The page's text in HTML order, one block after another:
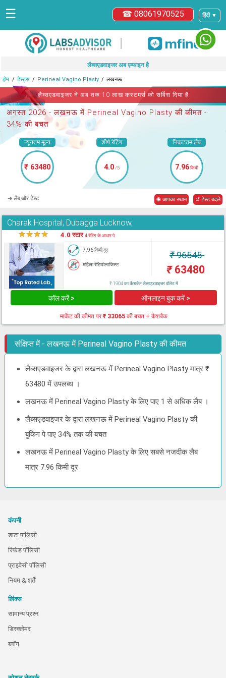
हिंदी ▼
☎ 08061970525
☰
|
लैब्सएडवाइजर अब एम्फाइन है
होम टेस्ट्स Perineal Vagino Plasty लखनऊ
लैब्सएडवाइजर ने अब तक 10 लाख कस्टमर्स को सर्विस दिया है
अगस्त 2026 -लखनऊ में Perineal Vagino Plasty की कीमत -
34% की बचत
न्यूनतम मूल्य
₹ 63480
शीर्ष रेटिंग
4.0/5
निकटतम लैब
7.96किमी
➜ लैब और टेस्ट ◉ आपका स्थान ↺ टेस्ट बदले
Charak Hospital, Dubagga Lucknow,
★★★★ 4.0 स्टार4 रेटिंग के आधार पे
7.96 किमी दूर
महिला रेडियोलाजिस्ट
₹96545
₹63480
₹ 1904 का कैशबैक लैब्सएडवाइजर वॉलेट में
कॉल करें > ऑनलाइन बुक करें >
मार्केट की कीमत पर₹ 33065की बचत + कैशबैक
संक्षिप्त में - लखनऊ में Perineal Vagino Plasty की कीमत
लैब्सएडवाइजर के द्वारा लखनऊ में Perineal Vagino Plasty मात्र ₹
63480 में उपलब्ध ।
लखनऊ में Perineal Vagino Plasty के लिए पाए 1 से अधिक लैब ।
लैब्सएडवाइजर के द्वारा लखनऊ में Perineal Vagino Plasty की
बुकिंग पे पाए 34% तक की बचत
लखनऊ में Perineal Vagino Plasty के लिए सबसे नजदीक लैब
मात्र 7.96 किमी दूर
कंपनी
डाटा पालिसी
रिफंड पॉलिसी
प्राइवेसी पॉलिसी
नियम & शर्तें
लिंक्स
सामान्य प्रश्न
डिस्क्लेमर
ब्लॉग